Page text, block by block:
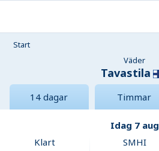
Start
Väder
Tavastila
14 dagar Timmar
Idag 7 aug
Klart
SMHI